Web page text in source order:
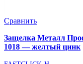
Сравнить
Защелка Металл
1018 — желтый цинк